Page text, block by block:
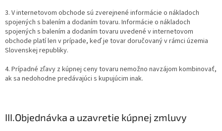
3. V internetovom obchode sú zverejnené informácie o nákladoch
spojených s balením a dodaním tovaru. Informácie o nákladoch
spojených s balením a dodaním tovaru uvedené v internetovom
obchode platí len v prípade, keď je tovar doručovaný v rámci územia
Slovenskej republiky.
4. Prípadné zľavy z kúpnej ceny tovaru nemožno navzájom kombinovať,
ak sa nedohodne predávajúci s kupujúcim inak.
III.Objednávka a uzavretie kúpnej zmluvy